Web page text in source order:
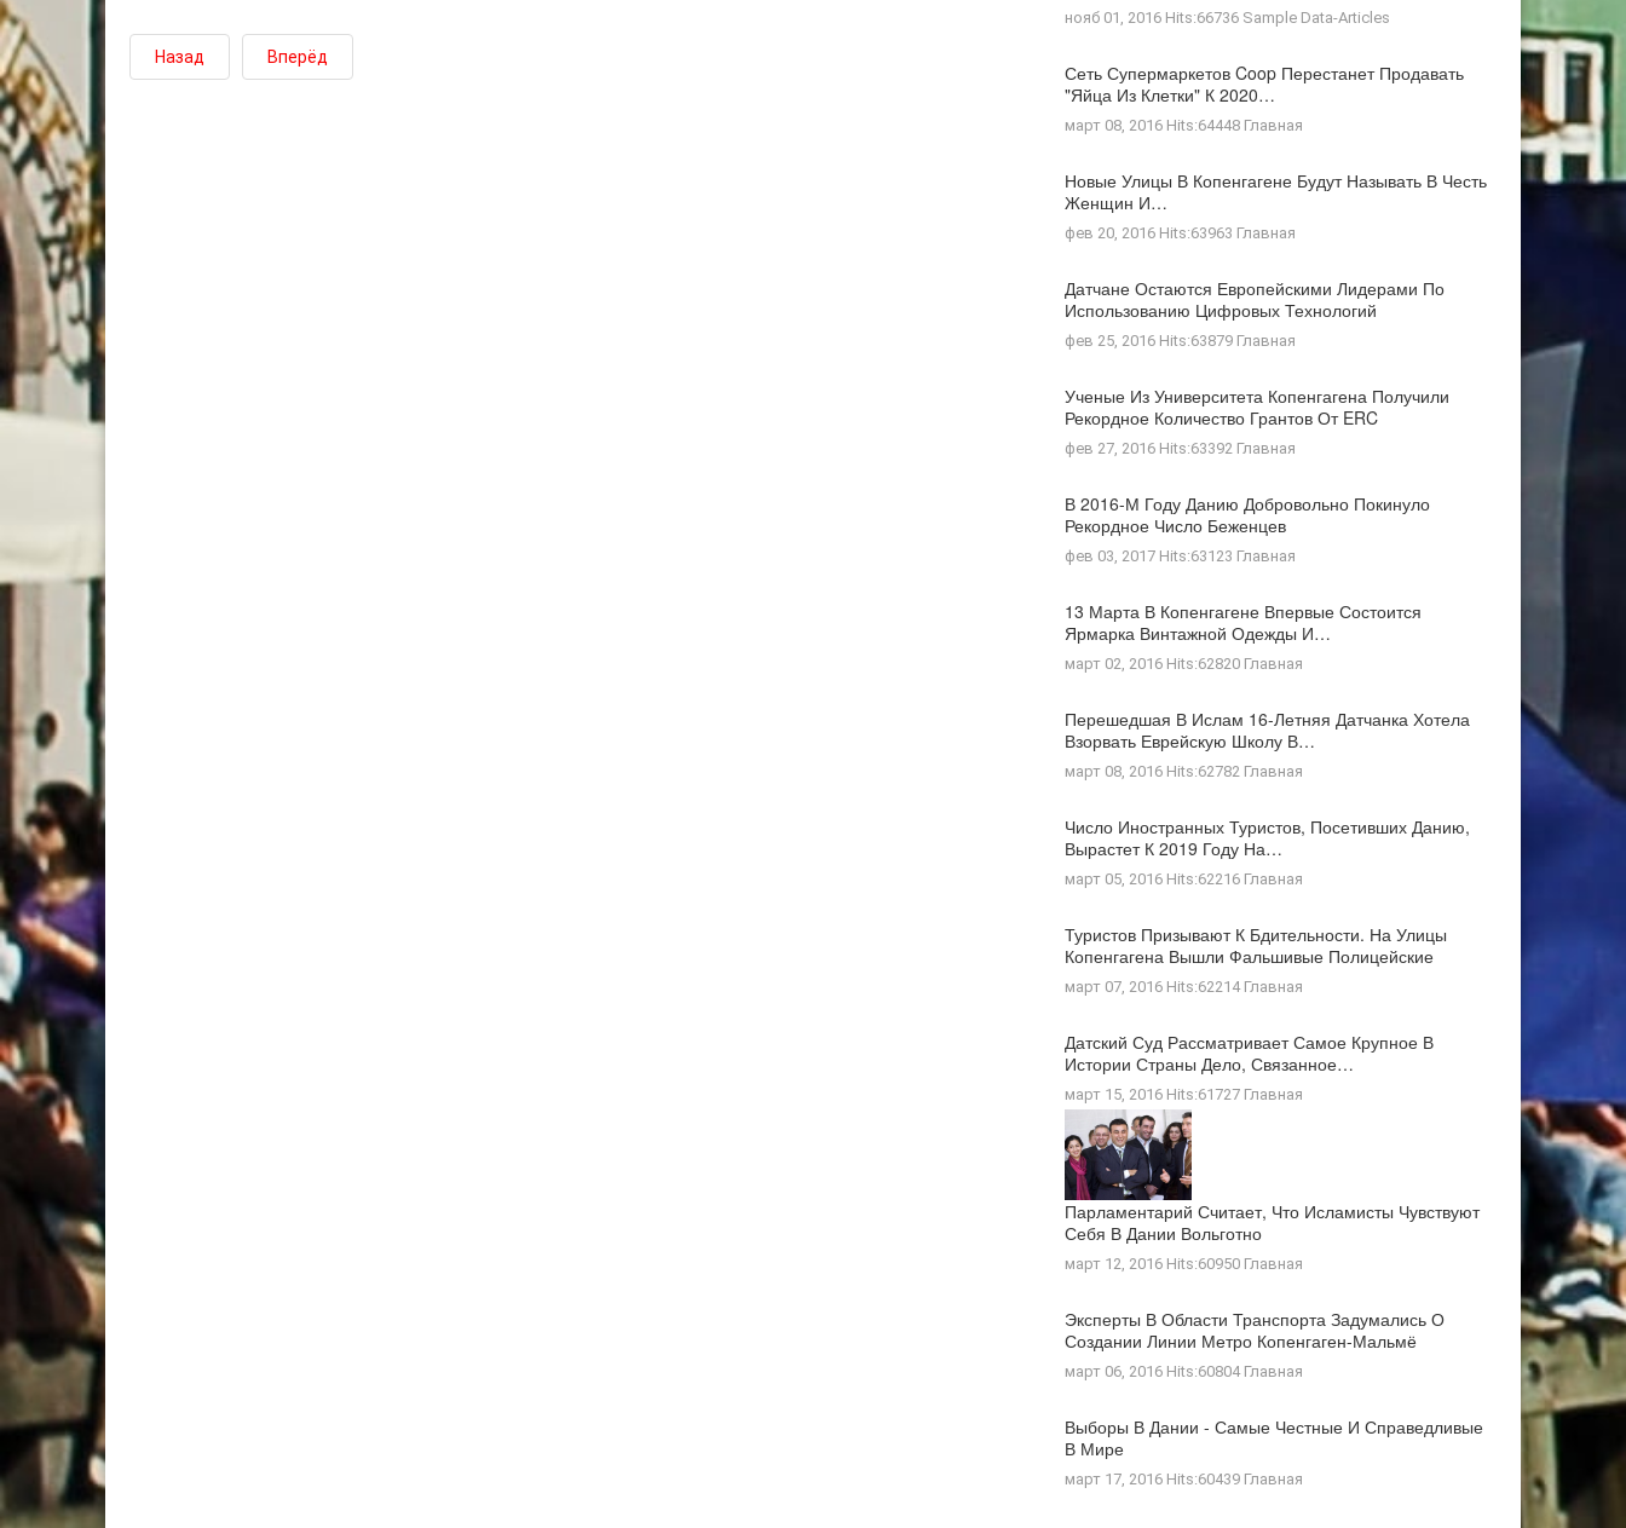
Назад Вперёд
нояб 01, 2016 Hits:66736 Sample Data-Articles
Сеть Супермаркетов Coop Перестанет Продавать
"яйца Из Клетки" К 2020…
март 08, 2016 Hits:64448 Главная
Новые Улицы В Копенгагене Будут Называть В Честь
Женщин И…
фев 20, 2016 Hits:63963 Главная
Датчане Остаются Европейскими Лидерами По
Использованию Цифровых Технологий
фев 25, 2016 Hits:63879 Главная
Ученые Из Университета Копенгагена Получили
Рекордное Количество Грантов От ERC
фев 27, 2016 Hits:63392 Главная
В 2016-М Году Данию Добровольно Покинуло
Рекордное Число Беженцев
фев 03, 2017 Hits:63123 Главная
13 Марта В Копенгагене Впервые Состоится
Ярмарка Винтажной Одежды И…
март 02, 2016 Hits:62820 Главная
Перешедшая В Ислам 16-Летняя Датчанка Хотела
Взорвать Еврейскую Школу В…
март 08, 2016 Hits:62782 Главная
Число Иностранных Туристов, Посетивших Данию,
Вырастет К 2019 Году На…
март 05, 2016 Hits:62216 Главная
Туристов Призывают К Бдительности. На Улицы
Копенгагена Вышли Фальшивые Полицейские
март 07, 2016 Hits:62214 Главная
Датский Суд Рассматривает Самое Крупное В
Истории Страны Дело, Связанное…
март 15, 2016 Hits:61727 Главная
Парламентарий Считает, Что Исламисты Чувствуют
Себя В Дании Вольготно
март 12, 2016 Hits:60950 Главная
Эксперты В Области Транспорта Задумались О
Создании Линии Метро Копенгаген-Мальмё
март 06, 2016 Hits:60804 Главная
Выборы В Дании - Самые Честные И Справедливые
В Мире
март 17, 2016 Hits:60439 Главная